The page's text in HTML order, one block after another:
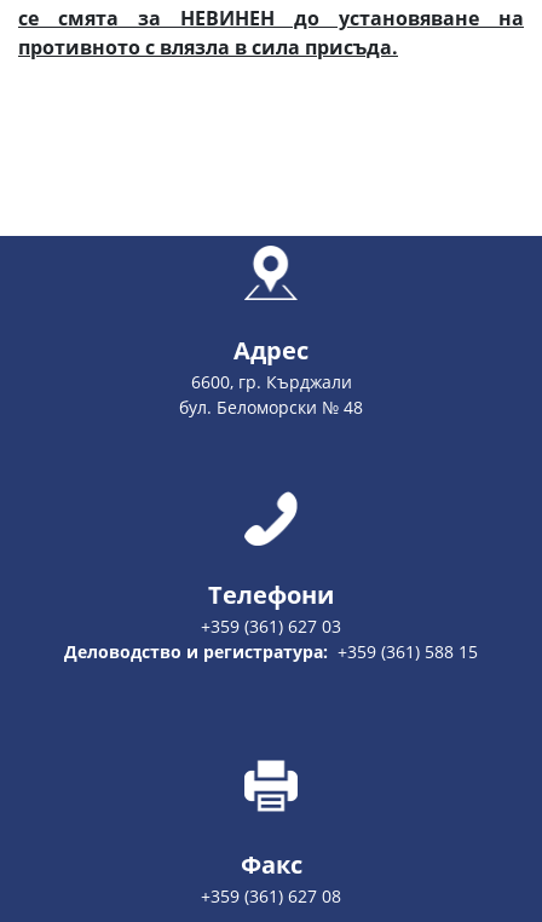
се смята за НЕВИНЕН до установяване на
противното с влязла в сила присъда.
Адрес
6600, гр. Кърджали
бул. Беломорски № 48
Телефони
+359 (361) 627 03
Деловодство и регистратура: +359 (361) 588 15
Факс
+359 (361) 627 08